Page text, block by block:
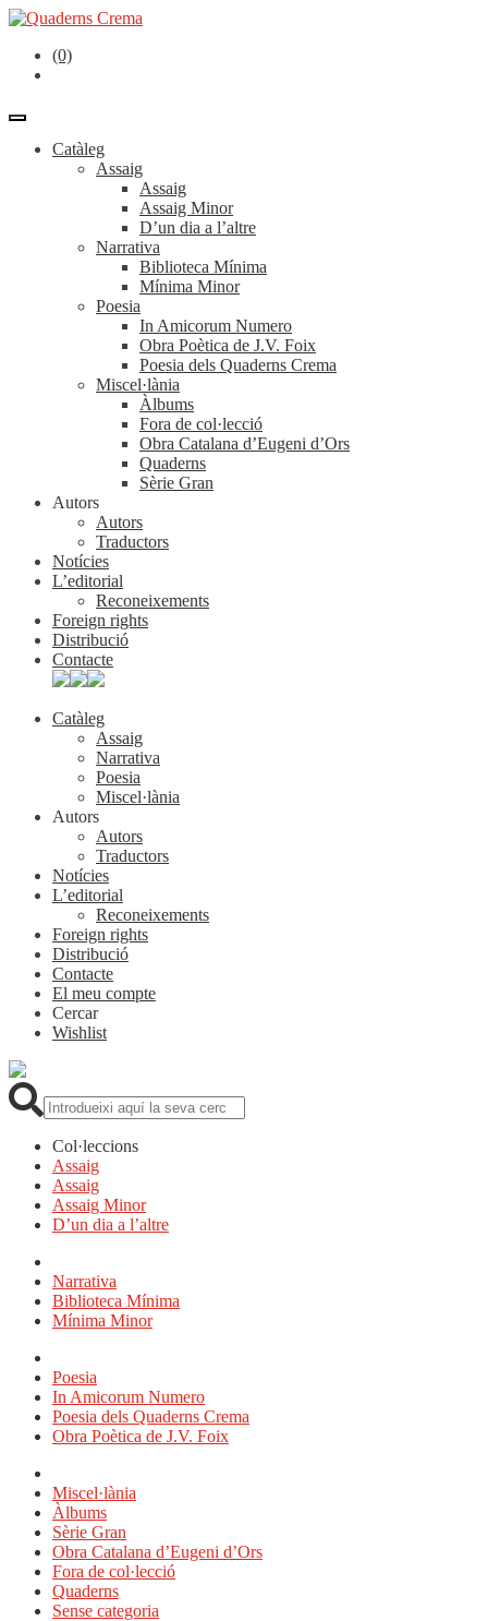
(0)
Catàleg
Assaig
Assaig
Assaig Minor
D’un dia a l’altre
Narrativa
Biblioteca Mínima
Mínima Minor
Poesia
In Amicorum Numero
Obra Poètica de J.V. Foix
Poesia dels Quaderns Crema
Miscel·lània
Àlbums
Fora de col·lecció
Obra Catalana d’Eugeni d’Ors
Quaderns
Sèrie Gran
Autors
Autors
Traductors
Notícies
L’editorial
Reconeixements
Foreign rights
Distribució
Contacte
Catàleg
Assaig
Narrativa
Poesia
Miscel·lània
Autors
Autors
Traductors
Notícies
L’editorial
Reconeixements
Foreign rights
Distribució
Contacte
El meu compte
Cercar
Wishlist
Col·leccions
Assaig
Assaig
Assaig Minor
D’un dia a l’altre
Narrativa
Biblioteca Mínima
Mínima Minor
Poesia
In Amicorum Numero
Poesia dels Quaderns Crema
Obra Poètica de J.V. Foix
Miscel·lània
Àlbums
Sèrie Gran
Obra Catalana d’Eugeni d’Ors
Fora de col·lecció
Quaderns
Sense categoria